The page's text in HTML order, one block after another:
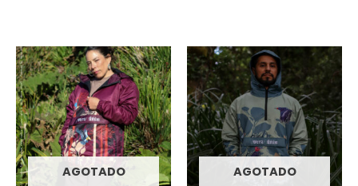
AGOTADO AGOTADO